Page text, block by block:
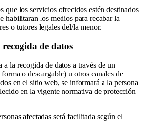
que los servicios ofrecidos estén destinados
habilitaran los medios para recabar la
o tutores legales del/la menor.
de datos
a la recogida de datos a través de un
descargable) u otros canales de
en el sitio web, se informará a la persona
en la vigente normativa de protección
afectadas será facilitada según el